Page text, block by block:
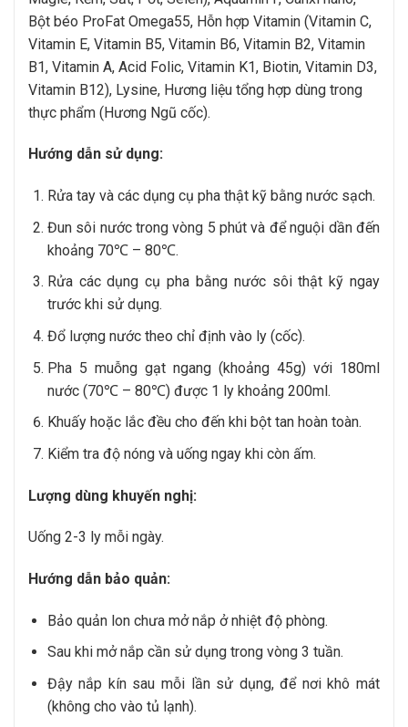
Bột béo ProFat Omega55, Hỗn hợp Vitamin (Vitamin C,
Vitamin E, Vitamin B5, Vitamin B6, Vitamin B2, Vitamin
B1, Vitamin A, Acid Folic, Vitamin K1, Biotin, Vitamin D3,
Vitamin B12), Lysine, Hương liệu tổng hợp dùng trong
thực phẩm (Hương Ngũ cốc).
Hướng dẫn sử dụng:
Rửa tay và các dụng cụ pha thật kỹ bằng nước sạch.
Đun sôi nước trong vòng 5 phút và để nguội dần đến
khoảng 70℃ – 80℃.
Rửa các dụng cụ pha bằng nước sôi thật kỹ ngay
trước khi sử dụng.
Đổ lượng nước theo chỉ định vào ly (cốc).
Pha 5 muỗng gạt ngang (khoảng 45g) với 180ml
nước (70℃ – 80℃) được 1 ly khoảng 200ml.
Khuấy hoặc lắc đều cho đến khi bột tan hoàn toàn.
Kiểm tra độ nóng và uống ngay khi còn ấm.
Lượng dùng khuyến nghị:
Uống 2-3 ly mỗi ngày.
Hướng dẫn bảo quản:
Bảo quản lon chưa mở nắp ở nhiệt độ phòng.
Sau khi mở nắp cần sử dụng trong vòng 3 tuần.
Đậy nắp kín sau mỗi lần sử dụng, để nơi khô mát
(không cho vào tủ lạnh).